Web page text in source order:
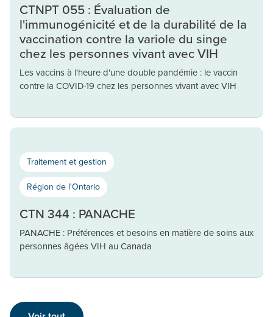
CTNPT 055 : Évaluation de
l'immunogénicité et de la durabilité de la
vaccination contre la variole du singe
chez les personnes vivant avec VIH
Les vaccins à l'heure d'une double pandémie : le vaccin
contre la COVID-19 chez les personnes vivant avec VIH
Traitement et gestion
Région de l'Ontario
CTN 344 : PANACHE
PANACHE : Préférences et besoins en matière de soins aux
personnes âgées VIH au Canada